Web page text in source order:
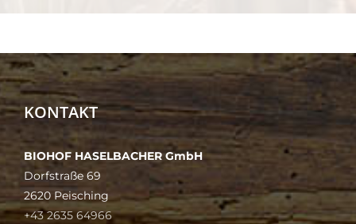
KONTAKT
BIOHOF HASELBACHER GmbH
Dorfstraße 69
2620 Peisching
+43 2635 64966